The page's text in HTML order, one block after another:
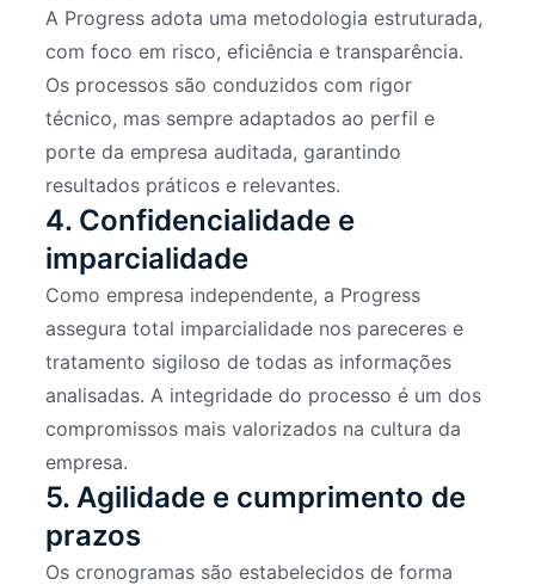
A Progress adota uma metodologia estruturada,
com foco em risco, eficiência e transparência.
Os processos são conduzidos com rigor
técnico, mas sempre adaptados ao perfil e
porte da empresa auditada, garantindo
resultados práticos e relevantes.
4. Confidencialidade e
imparcialidade
Como empresa independente, a Progress
assegura total imparcialidade nos pareceres e
tratamento sigiloso de todas as informações
analisadas. A integridade do processo é um dos
compromissos mais valorizados na cultura da
empresa.
5. Agilidade e cumprimento de
prazos
Os cronogramas são estabelecidos de forma